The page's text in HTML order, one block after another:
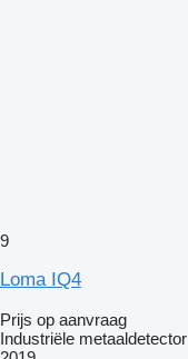
9
Loma IQ4
Prijs op aanvraag
Industriële metaaldetector